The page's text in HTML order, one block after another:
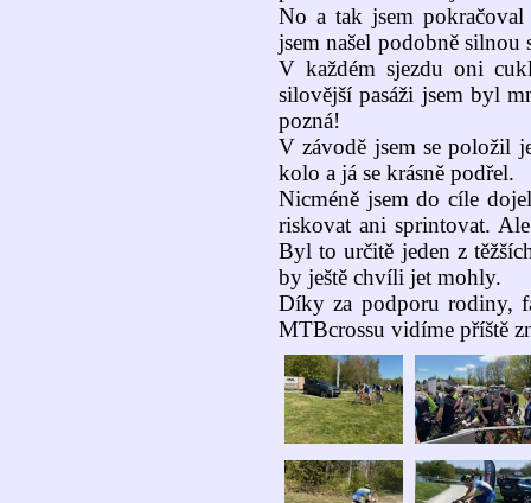
No a tak jsem pokračoval
jsem našel podobně
V každém sjezdu oni
silovější pasáži jsem byl
pozná!
V závodě jsem se položil
kolo a já se krásně podřel.
Nicméně jsem do cíle
riskovat ani sprintovat.
Byl to určitě jeden z
by ještě chvíli jet mohly.
Díky za podporu rodiny,
MTBcrossu vidíme příště